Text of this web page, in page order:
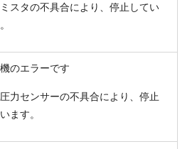
スタの不具合により、停止してい
のエラーです
力センサーの不具合により、停止
ます。